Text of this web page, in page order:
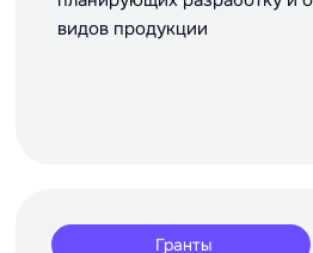
видов продукции
Гранты